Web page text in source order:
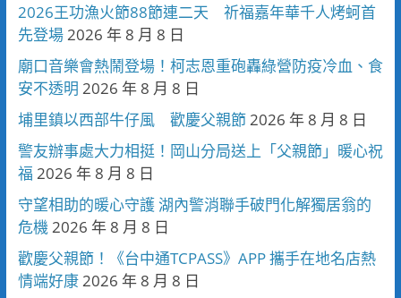
2026王功漁火節88節連二天 祈福嘉年華千人烤蚵首
先登場2026 年 8 月 8 日
廟口音樂會熱鬧登場！柯志恩重砲轟綠營防疫冷血、食
安不透明 2026 年 8 月 8 日
埔里鎮以西部牛仔風 歡慶父親節2026 年 8 月 8 日
警友辦事處大力相挺！岡山分局送上「父親節」暖心祝
福 2026 年 8 月 8 日
守望相助的暖心守護 湖內警消聯手破門化解獨居翁的
危機2026 年 8 月 8 日
歡慶父親節！《台中通TCPASS》APP 攜手在地名店熱
情端好康2026 年 8 月 8 日